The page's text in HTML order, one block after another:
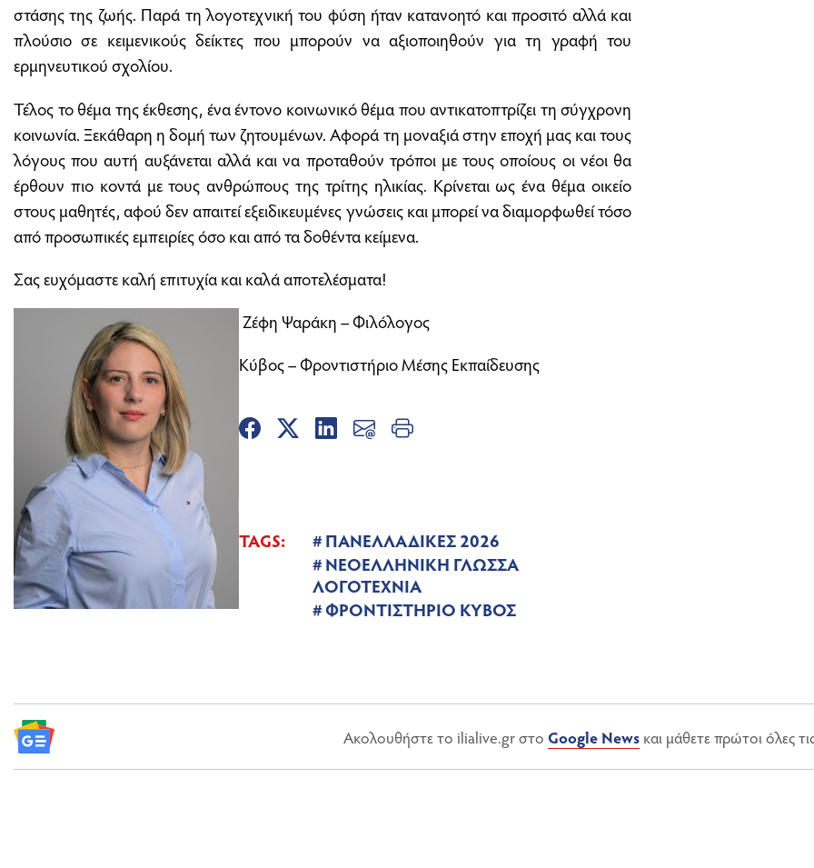
στάσης της ζωής. Παρά τη λογοτεχνική του φύση ήταν κατανοητό και προσιτό αλλά και
πλούσιο σε κειμενικούς δείκτες που μπορούν να αξιοποιηθούν για τη γραφή του
ερμηνευτικού σχολίου.
Τέλος το θέμα της έκθεσης, ένα έντονο κοινωνικό θέμα που αντικατοπτρίζει τη σύγχρονη
κοινωνία. Ξεκάθαρη η δομή των ζητουμένων. Αφορά τη μοναξιά στην εποχή μας και τους
λόγους που αυτή αυξάνεται αλλά και να προταθούν τρόποι με τους οποίους οι νέοι θα
έρθουν πιο κοντά με τους ανθρώπους της τρίτης ηλικίας. Κρίνεται ως ένα θέμα οικείο
στους μαθητές, αφού δεν απαιτεί εξειδικευμένες γνώσεις και μπορεί να διαμορφωθεί τόσο
από προσωπικές εμπειρίες όσο και από τα δοθέντα κείμενα.
Σας ευχόμαστε καλή επιτυχία και καλά αποτελέσματα!
Ζέφη Ψαράκη – Φιλόλογος
Κύβος – Φροντιστήριο Μέσης Εκπαίδευσης
TAGS:
ΠΑΝΕΛΛΑΔΙΚΕΣ 2026
ΝΕΟΕΛΛΗΝΙΚΗ ΓΛΩΣΣΑ
ΛΟΓΟΤΕΧΝΙΑ
ΦΡΟΝΤΙΣΤΗΡΙΟ ΚΥΒΟΣ
Ακολουθήστε το ilialive.gr στο Google Newsκαι μάθετε πρώτοι όλες